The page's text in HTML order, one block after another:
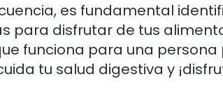
es fundamental
para disfrutar de tus
funciona para una persona
tu salud digestiva y